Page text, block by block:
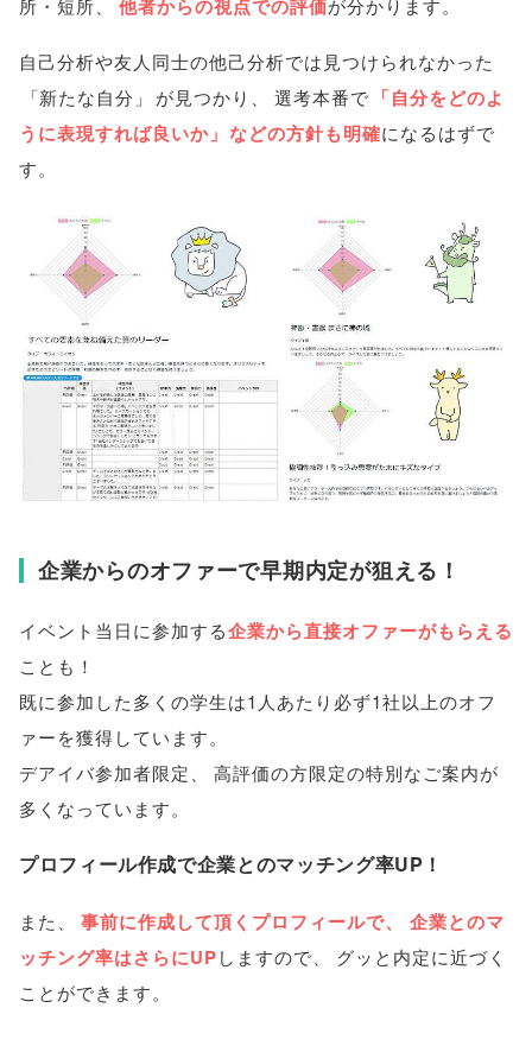
所・短所 他者からの視点での評価が分かります。
自己分析や友人同士の他己分析では見つけられなかった
「新たな自分 」 が見つかり 選考本番で 「自分をどのよ
うに表現すれば良いか」 などの方針も明確になるはずで
す。
企業からのオファーで早期内定が狙える！
イベント当日に参加する企業から直接オファーがもらえる
ことも！
既に参加した多くの学生は1人あたり必ず1社以上のオフ
ァーを獲得しています。
デアイバ参加者限定
高評価の方限定の特別なご案内が
多くなっています。
プロフィール作成で企業とのマッチング率UP！
また 、 事前に作成して頂くプロフィールで、
企業とのマ
ッチング率はさらにUPしますので、
グッと内定に近づく
ことができます。